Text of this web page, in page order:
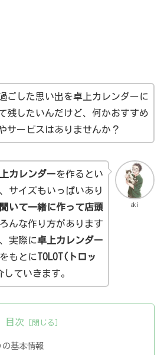
ごした思い出を卓上カレンダーに
残したいんだけど、何かおすすめ
サービスはありませんか？
aki
カレンダーを作るとい
サイズもいっぱいあり
いて一緒に作って店頭
んな作り方があります
実際に卓上カレンダー
をもとにTOLOT(トロッ
していきます。
目次
の基本情報